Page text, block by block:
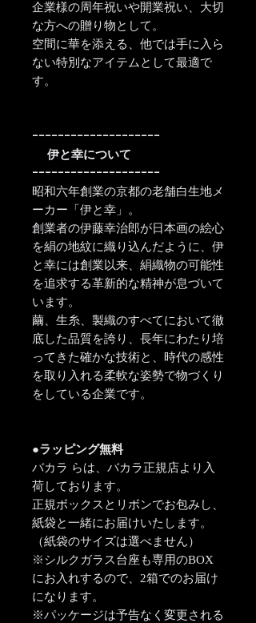
企業様の周年祝いや開業祝い、大切
な方への贈り物として。
空間に華を添える、他では手に入ら
ない特別なアイテムとして最適で
す。
ｰｰｰｰｰｰｰｰｰｰｰｰｰｰｰｰｰｰｰｰ
伊と幸について
ｰｰｰｰｰｰｰｰｰｰｰｰｰｰｰｰｰｰｰｰ
昭和六年創業の京都の老舗白生地メ
ーカー「伊と幸」。
創業者の伊藤幸治郎が日本画の絵心
を絹の地紋に織り込んだように、伊
と幸には創業以来、絹織物の可能性
を追求する革新的な精神が息づいて
います。
繭、生糸、製織のすべてにおいて徹
底した品質を誇り、長年にわたり培
ってきた確かな技術と、時代の感性
を取り入れる柔軟な姿勢で物づくり
をしている企業です。
●ラッピング無料
バカラ らは、バカラ正規店より入
荷しております。
正規ボックスとリボンでお包みし、
紙袋と一緒にお届けいたします。
（紙袋のサイズは選べません）
※シルクガラス台座も専用のBOX
にお入れするので、2箱でのお届け
になります。
※パッケージは予告なく変更される